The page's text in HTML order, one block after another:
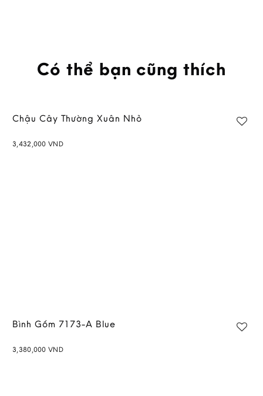
Có thể bạn cũng thích
Chậu Cây Thường Xuân Nhỏ
3,432,000 VND
Bình Gốm 7173-A Blue
3,380,000 VND